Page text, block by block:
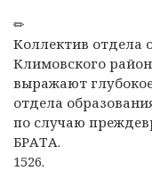
✏
Коллектив отдела
Климовского
выражают
отдела
по случаю
БРАТА.
1526.